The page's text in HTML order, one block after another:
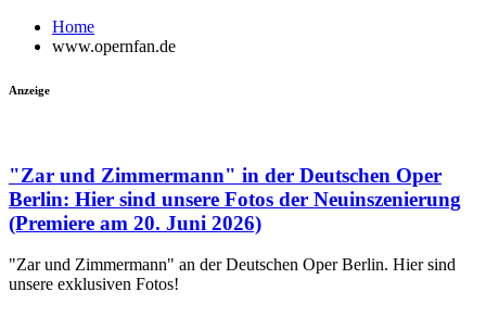
Home
www.opernfan.de
Anzeige
"Zar und Zimmermann" in der Deutschen Oper
Berlin: Hier sind unsere Fotos der Neuinszenierung
(Premiere am 20. Juni 2026)
"Zar und Zimmermann" an der Deutschen Oper Berlin. Hier sind
unsere exklusiven Fotos!